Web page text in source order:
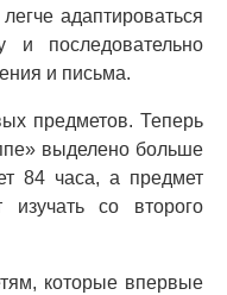
адаптироваться
и последовательно
и письма.
предметов. Теперь
выделено больше
84 часа, а предмет
изучать со второго
которые впервые